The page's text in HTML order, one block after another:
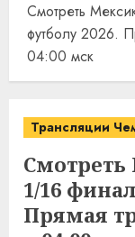
Смотреть
футболу 2026.
04:00 мск
Трансляции
1/16
Прямая